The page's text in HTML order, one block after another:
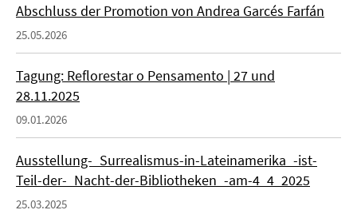
Abschluss der Promotion von Andrea Garcés Farfán
25.05.2026
Tagung: Reflorestar o Pensamento | 27 und
28.11.2025
09.01.2026
Ausstellung-_Surrealismus-in-Lateinamerika_-ist-
Teil-der-_Nacht-der-Bibliotheken_-am-4_4_2025
25.03.2025